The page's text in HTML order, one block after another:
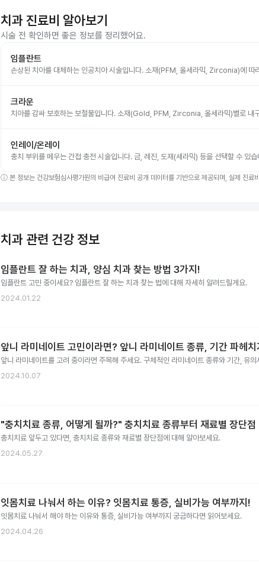
치과 진료비 알아보기
시술 전 확인하면 좋은 정보를 정리했어요.
임플란트
손상된 치아를 대체하는 인공치아 시술입니다. 소재(PFM, 올세라믹, Zirconia)에 따
크라운
치아를 감싸 보호하는 보철물입니다. 소재(Gold, PFM, Zirconia, 올세라믹)별로 내
인레이/온레이
충치 부위를 메우는 간접 충전 시술입니다. 금, 레진, 도재(세라믹) 등을 선택할 수 있습
ⓘ 본 정보는 건강보험심사평가원의 비급여 진료비 공개 데이터를 기반으로 제공되며, 실제 진
치과 관련 건강 정보
임플란트 잘 하는 치과, 양심 치과 찾는 방법 3가지!
임플란트 고민 중이세요? 임플란트 잘 하는 치과 찾는 법에 대해 자세히 알려드릴게요.
2024.01.22
앞니 라미네이트 고민이라면? 앞니 라미네이트 종류, 기간 파헤치
앞니 라미네이트를 고려 중이라면 주목해 주세요. 구체적인 라미네이트 종류와 기간, 유
2024.10.07
"충치치료 종류, 어떻게 될까?" 충치치료 종류부터 재료별 장단점
충치치료 앞두고 있다면, 충치치료 종류와 재료별 장단점에 대해 알아보세요.
2024.05.27
잇몸치료 나눠서 하는 이유? 잇몸치료 통증, 실비가능 여부까지!
잇몸치료 나눠서 해야 하는 이유와 통증, 실비가능 여부까지 궁금하다면 읽어보세요.
2024.04.26